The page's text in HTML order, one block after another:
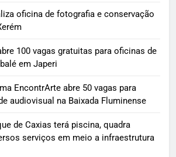
oficina de fotografia e conservação
100 vagas gratuitas para oficinas de
em Japeri
EncontrArte abre 50 vagas para
audiovisual na Baixada Fluminense
de Caxias terá piscina, quadra
serviços em meio a infraestrutura